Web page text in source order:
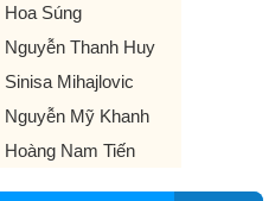
Hoa Súng
Nguyễn Thanh Huy
Sinisa Mihajlovic
Nguyễn Mỹ Khanh
Hoàng Nam Tiến